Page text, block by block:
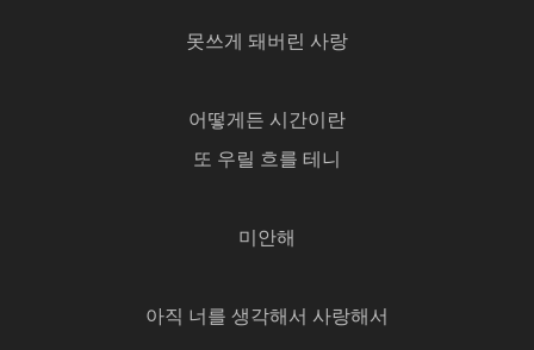
못쓰게 돼버린 사랑
어떻게든 시간이란
또 우릴 흐를 테니
미안해
아직 너를 생각해서 사랑해서